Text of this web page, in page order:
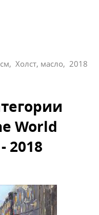
Холст, масло, 2018
World
2018